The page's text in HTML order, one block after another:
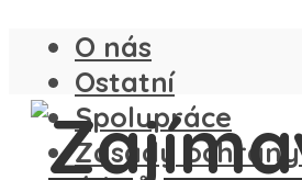
O nás
Ostatní
Spolupráce
Zásady